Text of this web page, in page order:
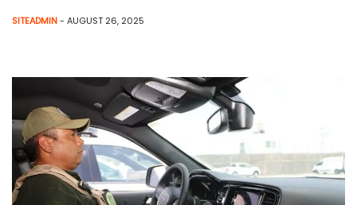
SITEADMIN- AUGUST 26, 2025